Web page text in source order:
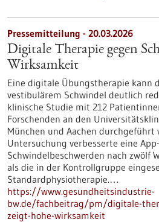
Pressemitteilung - 20.03.2026
Digitale Therapie gegen
Wirksamkeit
Eine digitale Übungstherapie kann
vestibulärem Schwindel deutlich
klinische Studie mit 212
Forschenden an den
München und Aachen durchgeführt
Untersuchung verbesserte eine
Schwindelbeschwerden nach zwölf
als die in der Kontrollgruppe
Standardphysiotherapie.…
https://www.gesundheitsindustrie-
bw.de/fachbeitrag/pm/digitale-
zeigt-hohe-wirksamkeit